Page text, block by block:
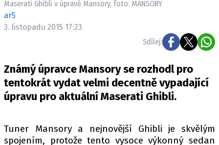
ELEKTRO
NOVINKY ZE SVĚTA EV
TESTY ELEKTROMOBILŮ
RALLY
OSTATNÍ
ROZHOVORY
Maserati Ghibli v úpravě Mansory, foto: MANSORY
ar5
3. listopadu 2015 17:23
Sdílej:
Známý úpravce Mansory se rozhodl pro
tentokrát vydat velmi decentně vypadající
úpravu pro aktuální Maserati Ghibli.
Tuner Mansory a nejnovější Ghibli je skvělým
spojením, protože tento vysoce výkonný sedan